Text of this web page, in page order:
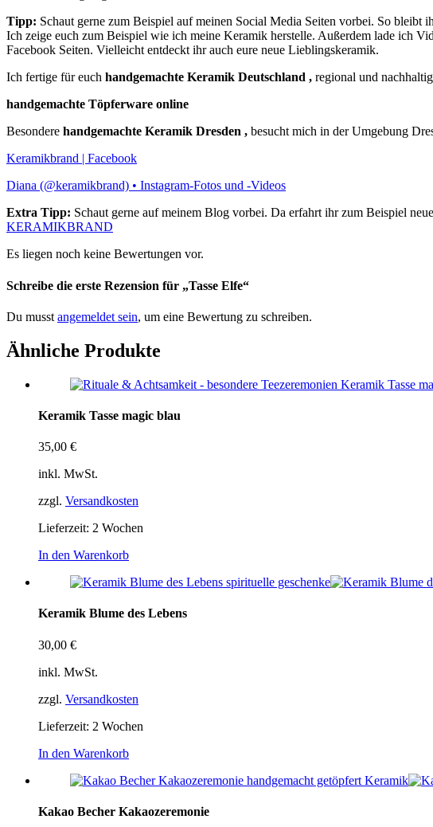
Tipp: Schaut gerne zum Beispiel auf meinen Social Media Seiten vorbei. So bleibt
Ich zeige euch zum Beispiel wie ich meine Keramik herstelle. Außerdem lade ich
Facebook Seiten. Vielleicht entdeckt ihr auch eure neue Lieblingskeramik.
Ich fertige für euch handgemachte Keramik Deutschland , regional und
handgemachte Töpferware online
Besondere handgemachte Keramik Dresden , besucht mich in der Umgebung
Keramikbrand | Facebook
Diana (@keramikbrand) • Instagram-Fotos und -Videos
Extra Tipp: Schaut gerne auf meinem Blog vorbei. Da erfahrt ihr zum Beispiel
KERAMIKBRAND
Es liegen noch keine Bewertungen vor.
Schreibe die erste Rezension für „Tasse Elfe“
Du musst angemeldet sein, um eine Bewertung zu schreiben.
Ähnliche Produkte
Keramik Tasse magic blau
35,00 €
inkl. MwSt.
zzgl. Versandkosten
Lieferzeit: 2 Wochen
In den Warenkorb
Keramik Blume des Lebens
30,00 €
inkl. MwSt.
zzgl. Versandkosten
Lieferzeit: 2 Wochen
In den Warenkorb
Kakao Becher Kakaozeremonie